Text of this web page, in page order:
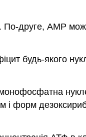
По-друге, AMP
будь-якого